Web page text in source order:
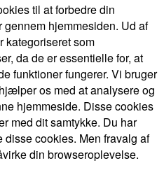
til at forbedre din
hjemmesiden. Ud af
kategoriseret som
da de er essentielle for, at
funktioner fungerer. Vi bruger
os med at analysere og
hjemmeside. Disse cookies
med dit samtykke. Du har
cookies. Men fravalg af
din browseroplevelse.